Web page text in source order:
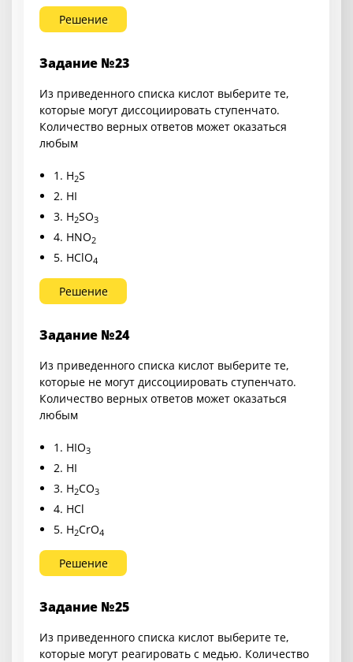
Решение
Задание №23
Из приведенного списка кислот выберите те,
которые могут диссоциировать ступенчато.
Количество верных ответов может оказаться
любым
1. H2S
2. HI
3. H2SO3
4. HNO2
5. HClO4
Решение
Задание №24
Из приведенного списка кислот выберите те,
которые не могут диссоциировать ступенчато.
Количество верных ответов может оказаться
любым
1. HIO3
2. HI
3. H2CO3
4. HCl
5. H2CrO4
Решение
Задание №25
Из приведенного списка кислот выберите те,
которые могут реагировать с медью. Количество